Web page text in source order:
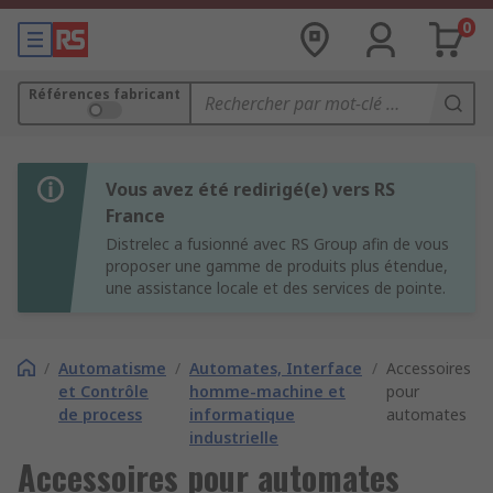
0
Références fabricant
Vous avez été redirigé(e) vers RS
France
Distrelec a fusionné avec RS Group afin de vous
proposer une gamme de produits plus étendue,
une assistance locale et des services de pointe.
/ Automatisme
et Contrôle
de process
/ Automates, Interface
homme-machine et
informatique
industrielle
/ Accessoires
pour
automates
Accessoires pour automates